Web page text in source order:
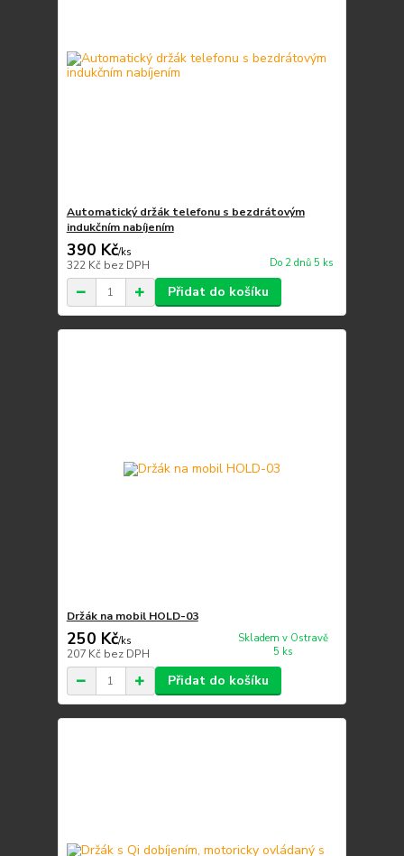
Automatický držák telefonu s bezdrátovým
indukčním nabíjením
390 Kč/ks
322 Kč bez DPH Do 2 dnů 5 ks
Přidat do košíku
Držák na mobil HOLD-03
250 Kč/ks
207 Kč bez DPH
Skladem v Ostravě
5 ks
Přidat do košíku